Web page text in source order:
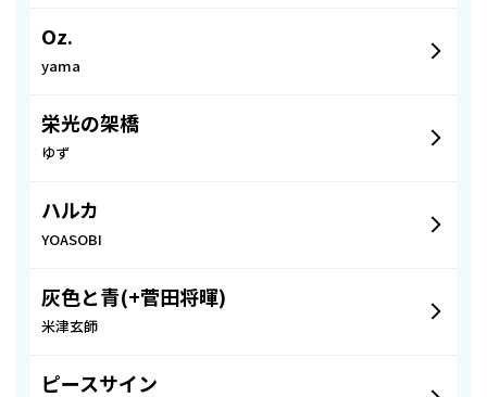
Oz.
yama
栄光の架橋
ゆず
ハルカ
YOASOBI
灰色と青(+菅田将暉)
米津玄師
ピースサイン